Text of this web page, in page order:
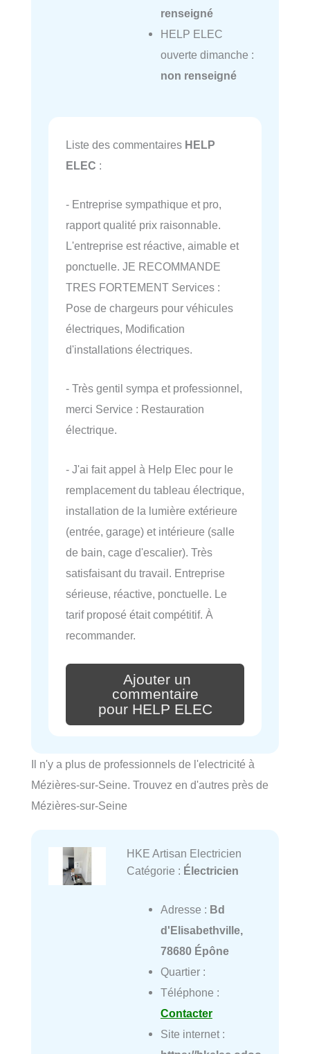
renseigné
HELP ELEC
ouverte dimanche :
non renseigné
Liste des commentaires HELP
ELEC :
- Entreprise sympathique et pro,
rapport qualité prix raisonnable.
L'entreprise est réactive, aimable et
ponctuelle. JE RECOMMANDE
TRES FORTEMENT Services :
Pose de chargeurs pour véhicules
électriques, Modification
d'installations électriques.
- Très gentil sympa et professionnel,
merci Service : Restauration
électrique.
- J'ai fait appel à Help Elec pour le
remplacement du tableau électrique,
installation de la lumière extérieure
(entrée, garage) et intérieure (salle
de bain, cage d'escalier). Très
satisfaisant du travail. Entreprise
sérieuse, réactive, ponctuelle. Le
tarif proposé était compétitif. À
recommander.
Ajouter un
commentaire
pour HELP ELEC
Il n'y a plus de professionnels de l'electricité à
Mézières-sur-Seine. Trouvez en d'autres près de
Mézières-sur-Seine
HKE Artisan Electricien
Catégorie : Électricien
Adresse : Bd
d'Elisabethville,
78680 Épône
Quartier :
Téléphone :
Contacter
Site internet :